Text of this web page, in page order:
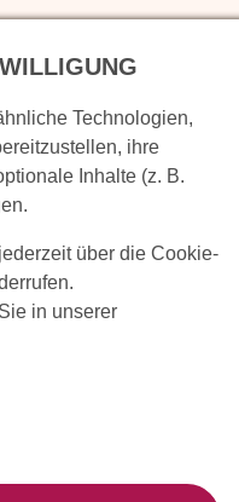
finden
Kindheit
Technologien,
ihre
Inhalte (z. B.
über die Cookie-
in unserer